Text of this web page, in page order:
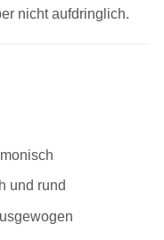
nicht aufdringlich.
und rund